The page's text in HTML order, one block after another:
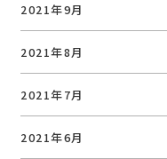
2021年9月
2021年8月
2021年7月
2021年6月